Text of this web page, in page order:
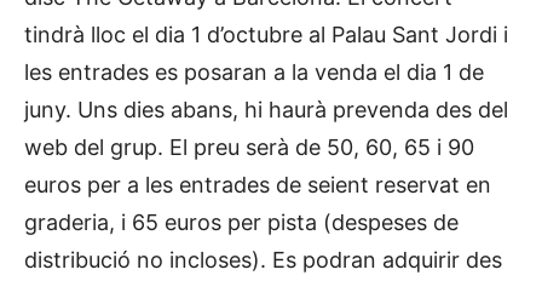
tindrà lloc el dia 1 d’octubre al Palau Sant Jordi i
les entrades es posaran a la venda el dia 1 de
juny. Uns dies abans, hi haurà prevenda des del
web del grup. El preu serà de 50, 60, 65 i 90
euros per a les entrades de seient reservat en
graderia, i 65 euros per pista (despeses de
distribució no incloses). Es podran adquirir des